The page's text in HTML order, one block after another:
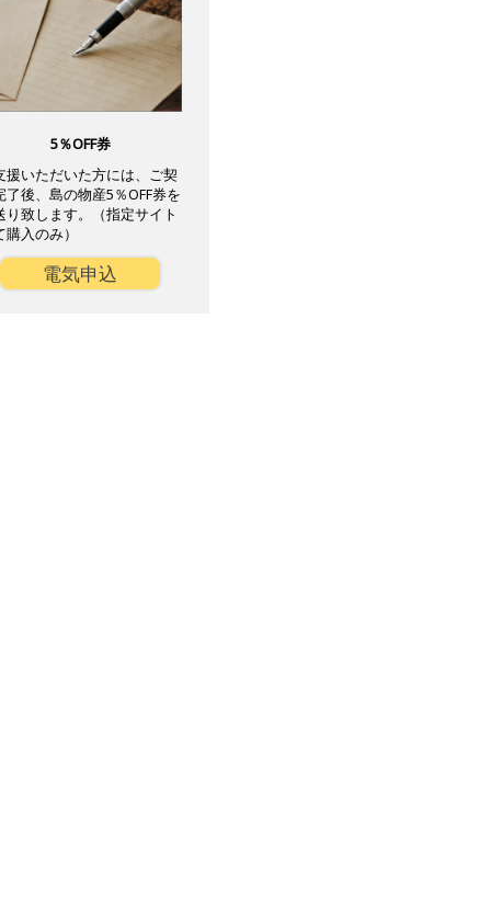
5％OFF券
援いただいた方には、ご契
了後、島の物産5％OFF券を
り致します。（指定サイト
購入のみ）
電気申込